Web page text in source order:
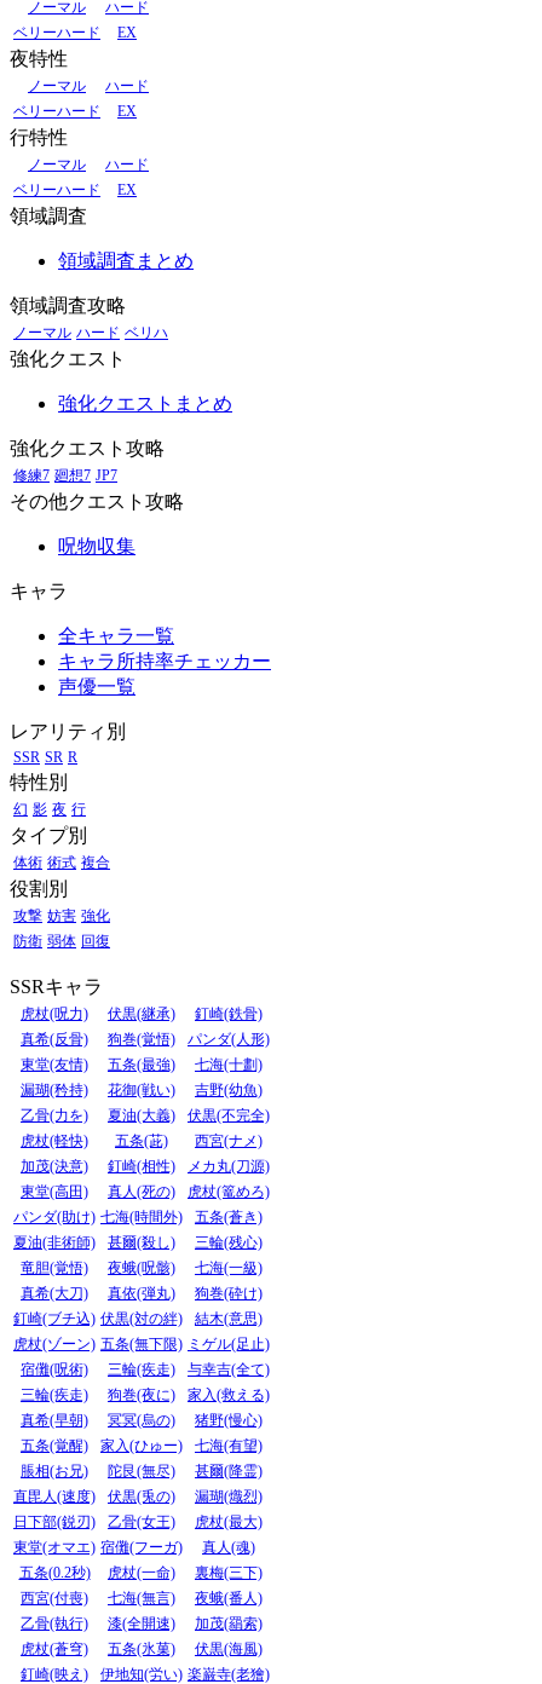
ノーマル
ハード
ベリーハード
EX
夜特性
ノーマル
ハード
ベリーハード
EX
行特性
ノーマル
ハード
ベリーハード
EX
領域調査
領域調査まとめ
領域調査攻略
ノーマル ハード ベリハ
強化クエスト
強化クエストまとめ
強化クエスト攻略
修練7 廻想7 JP7
その他クエスト攻略
呪物収集
キャラ
全キャラ一覧
キャラ所持率チェッカー
声優一覧
レアリティ別
SSR SR R
特性別
幻 影 夜 行
タイプ別
体術 術式 複合
役割別
攻撃 妨害 強化
防衛 弱体 回復
SSRキャラ
虎杖(呪力) 伏黒(継承)
釘崎(鉄骨)
真希(反骨)
狗巻(覚悟)
パンダ(人形)
東堂(友情)
五条(最強)
七海(十劃)
漏瑚(矜持)
花御(戦い)
吉野(幼魚)
乙骨(力を)
夏油(大義)
伏黒(不完全)
虎杖(軽快)
五条(茈)
西宮(ナメ)
加茂(決意)
釘崎(相性)
メカ丸(刀源)
東堂(高田)
真人(死の)
虎杖(篭めろ)
パンダ(助け) 七海(時間外)
五条(蒼き)
夏油(非術師)
甚爾(殺し)
三輪(残心)
竜胆(覚悟)
夜蛾(呪骸)
七海(一級)
真希(大刀)
真依(弾丸)
狗巻(砕け)
釘崎(ブチ込) 伏黒(対の絆)
結木(意思)
虎杖(ゾーン) 五条(無下限) ミゲル(足止)
宿儺(呪術)
三輪(疾走)
与幸吉(全て)
三輪(疾走)
狗巻(夜に)
家入(救える)
真希(早朝)
冥冥(烏の)
猪野(慢心)
五条(覚醒)
家入(ひゅー)
七海(有望)
脹相(お兄)
陀艮(無尽)
甚爾(降霊)
直毘人(速度)
伏黒(兎の)
漏瑚(熾烈)
日下部(鋭刃)
乙骨(女王)
虎杖(最大)
東堂(オマエ) 宿儺(フーガ)
真人(魂)
五条(0.2秒)
虎杖(一命)
裏梅(三下)
西宮(付喪)
七海(無言)
夜蛾(番人)
乙骨(執行)
漆(全開速)
加茂(羂索)
虎杖(蒼穹)
五条(氷菓)
伏黒(海風)
釘崎(映え)
伊地知(労い) 楽巌寺(老獪)